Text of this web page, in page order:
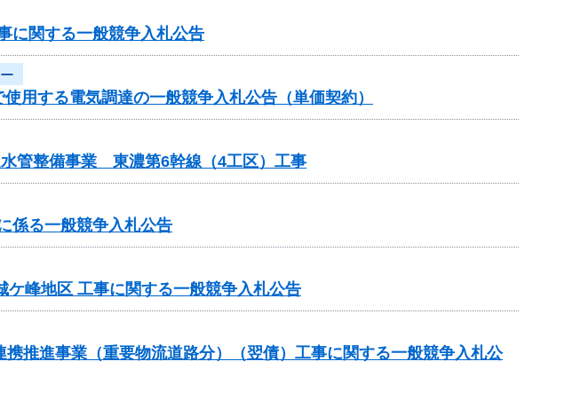
に関する一般競争入札公告
用する電気調達の一般競争入札公告（単価契約）
水管整備事業 東濃第6幹線（4工区）工事
係る一般競争入札公告
ケ峰地区 工事に関する一般競争入札公告
推進事業（重要物流道路分）（翌債）工事に関する一般競争入札公